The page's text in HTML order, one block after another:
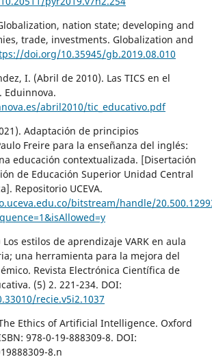
nation state; developing and
trade, investments. Globalization and
doi.org/10.35945/gb.2019.08.010
I. (Abril de 2010). Las TICS en el
Eduinnova.
abril2010/tic_educativo.pdf
Adaptación de principios
Freire para la enseñanza del inglés:
educación contextualizada. [Disertación
de Educación Superior Unidad Central
Repositorio UCEVA.
bitstream/handle/
Los estilos de aprendizaje VARK en aula
una herramienta para la mejora del
Revista Electrónica Científica de
(5) 2. 221-234. DOI:
recie.v5i2.1037
Ethics of Artificial Intelligence. Oxford
978-0-19-888309-8. DOI:
8.n